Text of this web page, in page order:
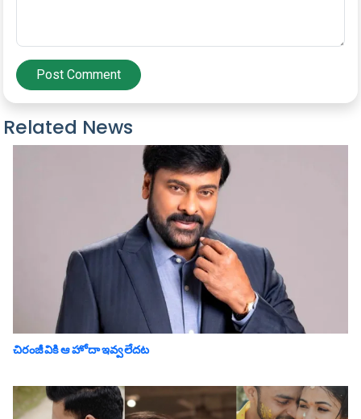
Post Comment
Related News
చిరంజీవికి ఆ హోదా ఇవ్వలేదట